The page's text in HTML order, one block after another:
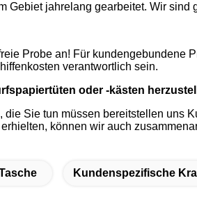
Gebiet jahrelang gearbeitet. Wir
Probe an! Für
verantwortlich sein.
oder -kästen
Sie tun müssen bereitstellen uns
können wir auch
Kundenspezifische